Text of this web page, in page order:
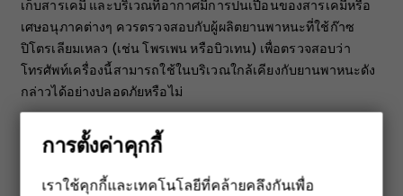
เก็บสารเคมี และบริเวณที่อากาศมีการปนเปื้อนของสารเคมีหรือ
เศษอนุภาคต่างๆ ควรตรวจสอบกับผู้ผลิตยานพาหนะที่ใช้ก๊าซ
ปิโตรเลียมเหลว (เช่น โพรเพน หรือบิวเทน) เพื่อตรวจสอบว่า
โทรศัพท์เครื่องนี้สามารถใช้ในบริเวณใกล้เคียงกับยานพาหนะดัง
กล่าวได้อย่างปลอดภัยหรือไม่
การตั้งค่าคุกกี้
เราใช้คุกกี้และเทคโนโลยีที่คล้ายคลึงกันเพื่อ